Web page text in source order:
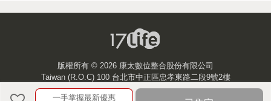
一手掌握最新優惠
版權所有 © 2026 康太數位整合股份有限公司
Taiwan (R.O.C) 100 台北市中正區忠孝東路二段9號2樓